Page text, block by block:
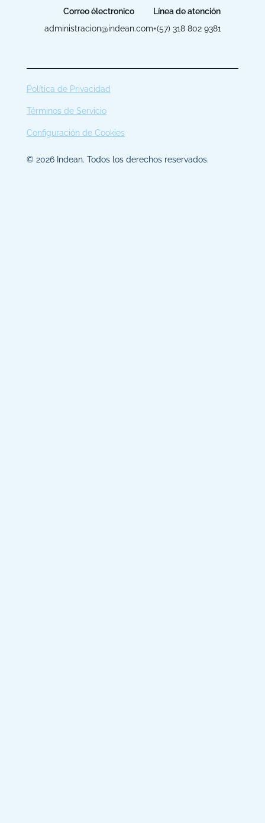
Correo électronico
administracion@indean.com
Línea de atención
+(57) 318 802 9381
© 2026 Indean. Todos los derechos reservados.
Política de Privacidad
Términos de Servicio
Configuración de Cookies